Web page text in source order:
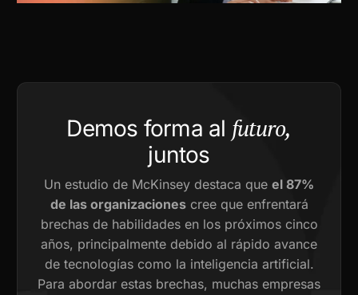
Demos forma al futuro,
juntos
Un estudio de McKinsey destaca que el 87%
de las organizacionescree que enfrentará
brechas de habilidades en los próximos cinco
años, principalmente debido al rápido avance
de tecnologías como la inteligencia artificial.
Para abordar estas brechas, muchas empresas